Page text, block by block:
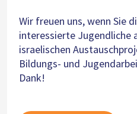
Wir freuen uns, wenn Sie
interessierte Jugendliche
israelischen
Bildungs- und
Dank!